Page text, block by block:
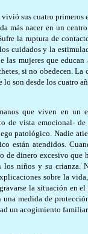
sus cuatro
más nacer en un
la ruptura de
cuidados y la
las mujeres que
si no obedecen.
lo son desde los cuatro
que viven en un
de vista emocional-
patológico. Nadie
están atendidos.
de dinero excesivo
niños y su crianza.
sobre la
la situación en
medida de
un acogimiento